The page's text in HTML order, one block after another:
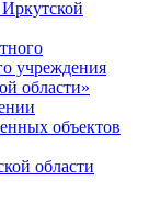
учреждения
области»
объектов
области